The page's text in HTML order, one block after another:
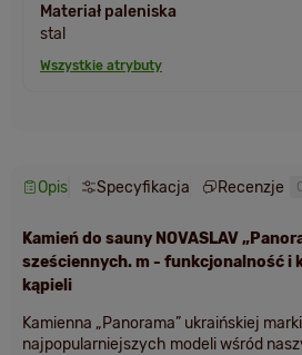
Materiał paleniska
stal
Wszystkie atrybuty
Opis Specyfikacja Recenzje
Kamień do sauny NOVASLAV
sześciennych. m - funkcjonalność i
kąpieli
Kamienna „Panorama” ukraińskiej
najpopularniejszych modeli wśród